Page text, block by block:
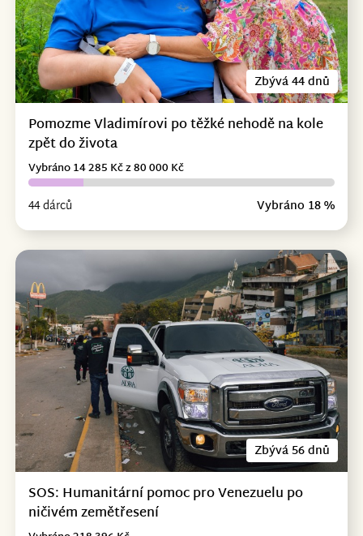
Zbývá 44 dnů
Pomozme Vladimírovi po těžké nehodě na kole
zpět do života
44 dárců Vybráno 18 %
Vybráno 14 285 Kč z 80 000 Kč
Zbývá 56 dnů
SOS: Humanitární pomoc pro Venezuelu po
ničivém zemětřesení